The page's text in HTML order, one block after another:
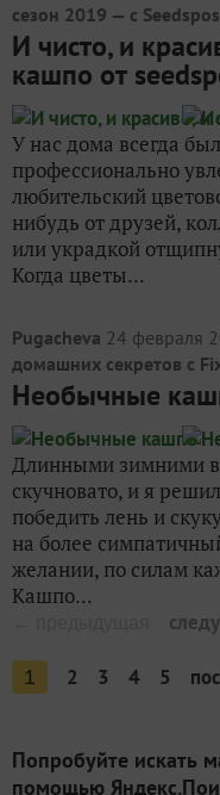
сезон 2019 — с
И чисто, и
кашпо от
У нас дома всегда
профессионально
любительский
нибудь от друзей,
или украдкой
Когда цветы...
Pugacheva 24 февраля
домашних секретов с
Необычные
Длинными зимними
скучновато, и я
победить лень и
на более
желании, по силам
Кашпо...
1 2 3 4 5
Попробуйте искать
помощью